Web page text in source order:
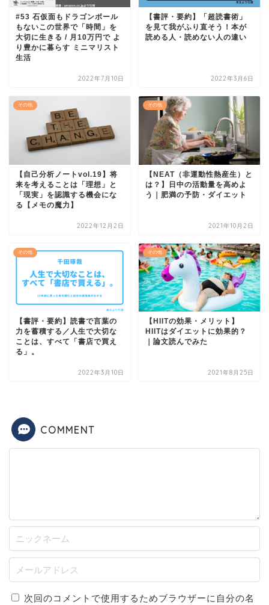
#53 石仮面もドラゴンボール
もないこの世界で「時間」を
大切に生きる / 月10万円で よ
り豊かに暮らす ミニマリスト
生活
2022年7月10日
【書評・要約】「超読書術」
を見て我がふり直そう！本が
読める人・読めない人の違い
2022年3月6日
その他
【自己分析ノートvol.19】将
来を考えることは「理想」と
「現実」を認識する機会にな
る【メモの魔力】
2022年12月2日
その他
【NEAT（非運動性熱産生）と
は？】日中の活動量を高めよ
う｜肥満の予防・ダイエット
2021年10月2日
その他
【書評・要約】読書で言葉の
力を蓄積する／人生で大切な
ことは、すべて「書店で買え
る」。
2022年3月10日
その他
【HIITの効果・メリット】
HIITはダイエットに効果的？
｜論文読んでみた
2021年8月25日
COMMENT
次回のコメントで使用するためブラウザーに自分の名